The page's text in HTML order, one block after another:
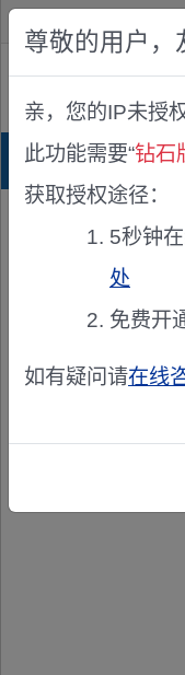
首页 科
尊敬的用户，
亲，您的IP未授
此功能需要“钻石
获取授权途径：
5秒钟
处
免费开
如有疑问请在线